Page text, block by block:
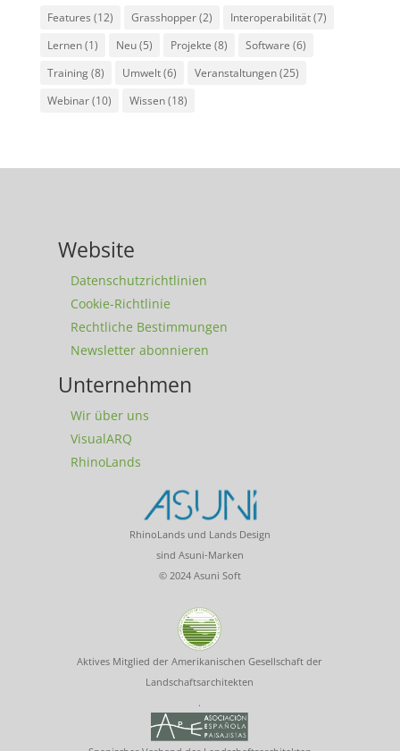
Features (12) Grasshopper(2) Interoperabilität(7)
Lernen(1) Neu(5) Projekte (8) Software (6)
Training(8) Umwelt(6) Veranstaltungen(25)
Webinar(10) Wissen(18)
Website
Datenschutzrichtlinien
Cookie-Richtlinie
Rechtliche Bestimmungen
Newsletter abonnieren
Unternehmen
Wir über uns
VisualARQ
RhinoLands
RhinoLands und Lands Design
sind Asuni-Marken
© 2024 Asuni Soft
Aktives Mitglied der Amerikanischen Gesellschaft der
Landschaftsarchitekten
.